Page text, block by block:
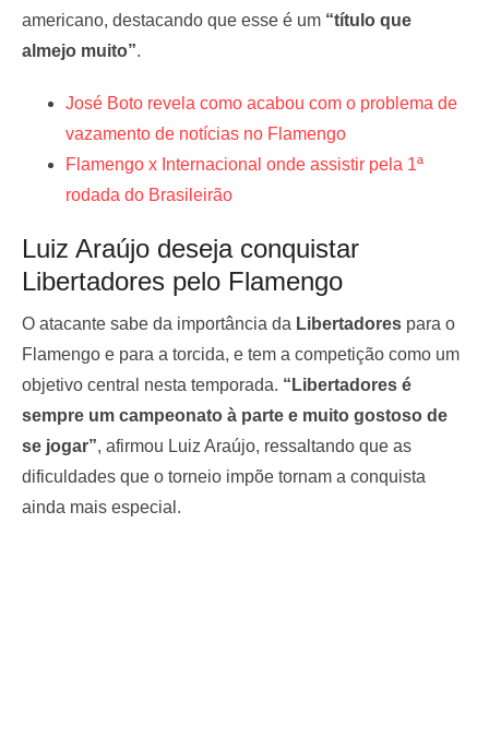
americano, destacando que esse é um “título que
almejo muito”.
José Boto revela como acabou com o problema de
vazamento de notícias no Flamengo
Flamengo x Internacional onde assistir pela 1ª
rodada do Brasileirão
Luiz Araújo deseja conquistar
Libertadores pelo Flamengo
O atacante sabe da importância da Libertadores para o
Flamengo e para a torcida, e tem a competição como um
objetivo central nesta temporada. “Libertadores é
sempre um campeonato à parte e muito gostoso de
se jogar”, afirmou Luiz Araújo, ressaltando que as
dificuldades que o torneio impõe tornam a conquista
ainda mais especial.